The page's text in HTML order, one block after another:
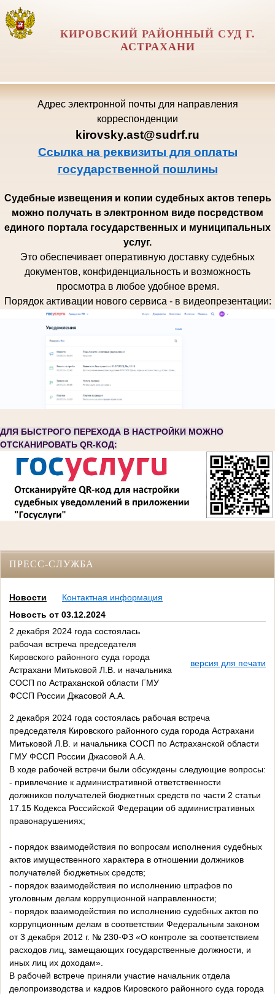
КИРОВСКИЙ РАЙОННЫЙ СУД Г.
АСТРАХАНИ
Адрес электронной почты для направления
корреспонденции
kirovsky.ast@sudrf.ru
Ссылка на реквизиты для оплаты
государственной пошлины
Судебные извещения и копии судебных актов теперь
можно получать в электронном виде посредством
единого портала государственных и муниципальных
услуг.
Это обеспечивает оперативную доставку судебных
документов, конфиденциальность и возможность
просмотра в любое удобное время.
Порядок активации нового сервиса - в видеопрезентации:
ДЛЯ БЫСТРОГО ПЕРЕХОДА В НАСТРОЙКИ МОЖНО
ОТСКАНИРОВАТЬ QR-КОД:
ПРЕСС-СЛУЖБА
Новости
Контактная информация
Новость от 03.12.2024
2 декабря 2024 года состоялась
рабочая встреча председателя
Кировского районного суда города
Астрахани Митьковой Л.В. и начальника
СОСП по Астраханской области ГМУ
ФССП России Джасовой А.А.
версия для печати
2 декабря 2024 года состоялась рабочая встреча
председателя Кировского районного суда города Астрахани
Митьковой Л.В. и начальника СОСП по Астраханской области
ГМУ ФССП России Джасовой А.А.
В ходе рабочей встречи были обсуждены следующие вопросы:
- привлечение к административной ответственности
должников получателей бюджетных средств по части 2 статьи
17.15 Кодекса Российской Федерации об административных
правонарушениях;
- порядок взаимодействия по вопросам исполнения судебных
актов имущественного характера в отношении должников
получателей бюджетных средств;
- порядок взаимодействия по исполнению штрафов по
уголовным делам коррупционной направленности;
- порядок взаимодействия по исполнению судебных актов по
коррупционным делам в соответствии Федеральным законом
от 3 декабря 2012 г. № 230-ФЗ «О контроле за соответствием
расходов лиц, замещающих государственные должности, и
иных лиц их доходам».
В рабочей встрече приняли участие начальник отдела
делопроизводства и кадров Кировского районного суда города